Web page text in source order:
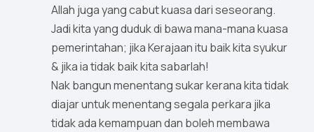
Allah juga yang cabut kuasa dari seseorang.
Jadi kita yang duduk di bawa mana-mana kuasa
pemerintahan; jika Kerajaan itu baik kita syukur
& jika ia tidak baik kita sabarlah!
Nak bangun menentang sukar kerana kita tidak
diajar untuk menentang segala perkara jika
tidak ada kemampuan dan boleh membawa